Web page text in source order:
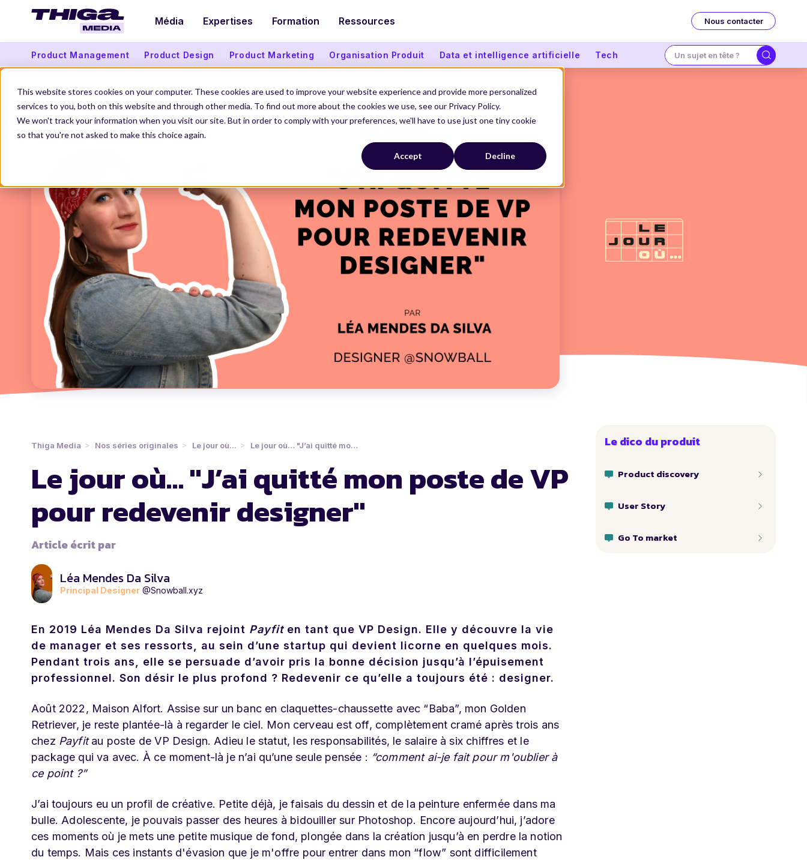
This website stores cookies on your computer. These cookies are used to improve your website experience and provide more personalized
services to you, both on this website and through other media. To find out more about the cookies we use, see our Privacy Policy.
We won't track your information when you visit our site. But in order to comply with your preferences, we'll have to use just one tiny cookie
so that you're not asked to make this choice again.
Accept Decline
Média Expertises Formation Ressources Nous contacter
Product Management Product Design Product Marketing Organisation Produit Data et intelligence artificielle Tech
Thiga Media Nos séries originales Le jour où... Le jour où… "J’ai quitté mon poste de VP pour redevenir designer"
Le jour où… "J’ai quitté mon poste de VP
pour redevenir designer"
Article écrit par
Léa Mendes Da Silva
Principal Designer @Snowball.xyz
En 2019 Léa Mendes Da Silva rejoint Payfiten tant que VP Design. Elle y découvre la vie
de manager et ses ressorts, au sein d’une startup qui devient licorne en quelques mois.
Pendant trois ans, elle se persuade d’avoir pris la bonne décision jusqu’à l’épuisement
professionnel. Son désir le plus profond ? Redevenir ce qu’elle a toujours été : designer.
Août 2022, Maison Alfort. Assise sur un banc en claquettes-chaussette avec “Baba”, mon Golden
Retriever, je reste plantée-là à regarder le ciel. Mon cerveau est off, complètement cramé après trois ans
chez Payfitau poste de VP Design. Adieu le statut, les responsabilités, le salaire à six chiffres et le
package qui va avec. À ce moment-là je n’ai qu’une seule pensée : “comment ai-je fait pour m'oublier à
ce point ?”
J’ai toujours eu un profil de créative. Petite déjà, je faisais du dessin et de la peinture enfermée dans ma
bulle. Adolescente, je pouvais passer des heures à bidouiller sur Photoshop. Encore aujourd’hui, j’adore
ces moments où je mets une petite musique de fond, plongée dans la création jusqu’à en perdre la notion
du temps. Mais ces instants d'évasion que je m'offre pour entrer dans mon “flow” sont difficilement
Le dico du produit
Product discovery
User Story
Go To market